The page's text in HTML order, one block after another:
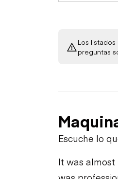
Los
preguntas
Escuche lo
It was